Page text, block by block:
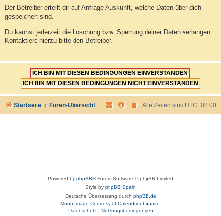
Der Betreiber erteilt dir auf Anfrage Auskunft, welche Daten über dich
gespeichert sind.
Du kannst jederzeit die Löschung bzw. Sperrung deiner Daten verlangen.
Kontaktiere hierzu bitte den Betreiber.
Startseite Foren-Übersicht Alle Zeiten sind UTC+02:00
Powered by phpBB® Forum Software © phpBB Limited
Style by phpBB Spain
Deutsche Übersetzung durch phpBB.de
Moon Image Courtesy of Calendrier Lunaire.
Datenschutz| Nutzungsbedingungen